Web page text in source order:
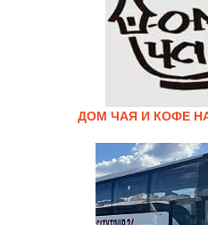
ДОМ ЧАЯ И КОФЕ